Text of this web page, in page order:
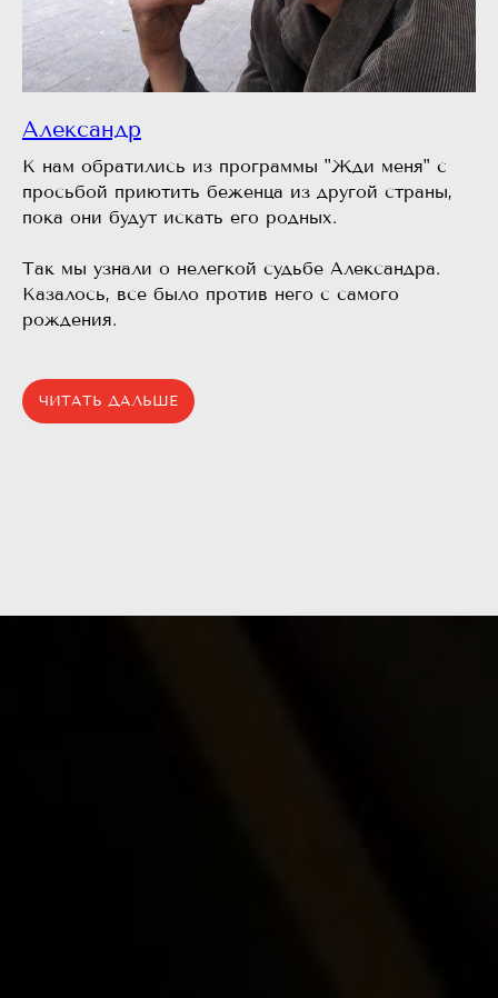
Александр
К нам обратились из программы "Жди меня" с
просьбой приютить беженца из другой страны,
пока они будут искать его родных.
Так мы узнали о нелегкой судьбе Александра.
Казалось, все было против него с самого
рождения.
ЧИТАТЬ ДАЛЬШЕ